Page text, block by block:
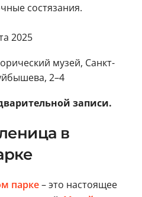
состязания.
2025
музей, Санкт-
2–4
записи.
в
парке– это настоящее